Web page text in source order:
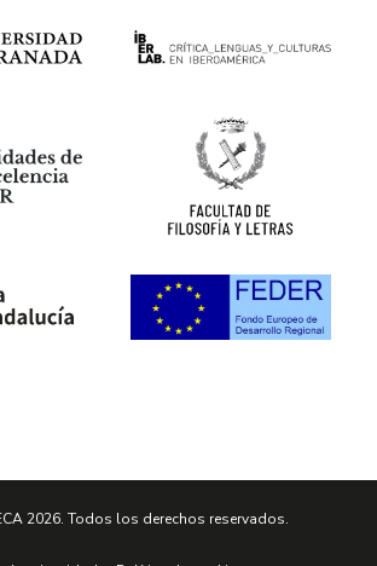
2026. Todos los derechos reservados.